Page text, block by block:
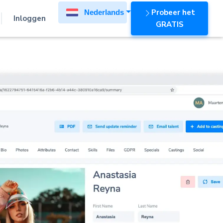
Inloggen
Nederlands
Probeer het
GRATIS